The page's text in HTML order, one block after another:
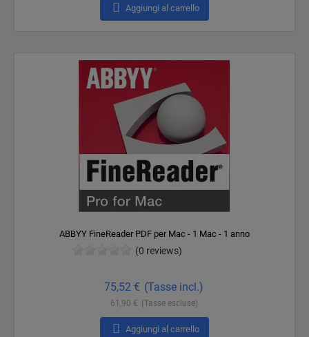
 Aggiungi al carrello
ABBYY FineReader PDF per Mac - 1 Mac - 1 anno
(0 reviews)
75,52 € (Tasse incl.)
61,90 € (Tasse escluse)
 Aggiungi al carrello